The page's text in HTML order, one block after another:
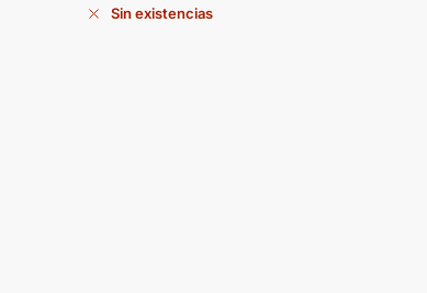
Sin existencias